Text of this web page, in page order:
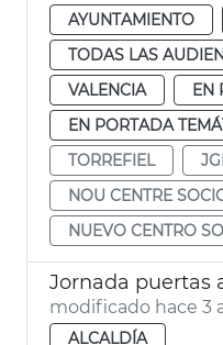
AYUNTAMIENTO
TODAS LAS
VALENCIA
EN
EN PORTADA
TORREFIEL
NOU CENTRE
NUEVO CENTRO
modificado hace 3
ALCALDÍA